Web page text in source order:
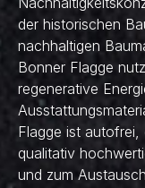
der historischen
nachhaltigen
Bonner Flagge
regenerative
Flagge ist
qualitativ
und zum